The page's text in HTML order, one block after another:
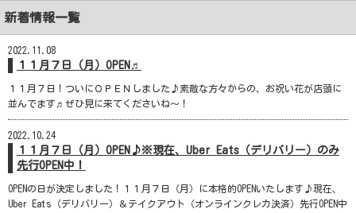
新着情報一覧
2022.11.08
１１月７日（月）OPEN♬
１１月７日！ついにＯＰＥＮしました♪素敵な方々からの、お祝い花が店頭に
並んでます♬ぜひ見に来てくださいね～！
2022.10.24
１１月７日（月）OPEN♪※現在、Uber Eats（デリバリー）のみ
先行OPEN中！
OPENの日が決定しました！１１月７日（月）に本格的OPENいたします♪現在、
Uber Eats（デリバリー）＆テイクアウト（オンラインクレカ決済）先行OPEN中